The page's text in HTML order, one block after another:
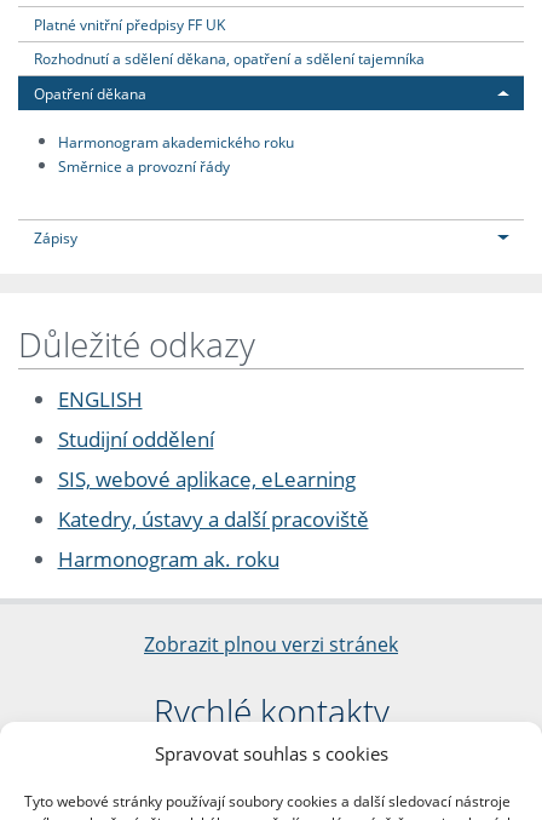
Spravovat souhlas s cookies
Tyto webové stránky používají soubory cookies a další sledovací nástroje
Platné vnitřní předpisy FF UK
Rozhodnutí a sdělení děkana, opatření a sdělení tajemníka
Opatření děkana
Harmonogram akademického roku
Směrnice a provozní řády
Zápisy
Důležité odkazy
ENGLISH
Studijní oddělení
SIS, webové aplikace, eLearning
Katedry, ústavy a další pracoviště
Harmonogram ak. roku
Zobrazit plnou verzi stránek
Rychlé kontakty
Filozofická fakulta
nám. Jana Palacha 1/2